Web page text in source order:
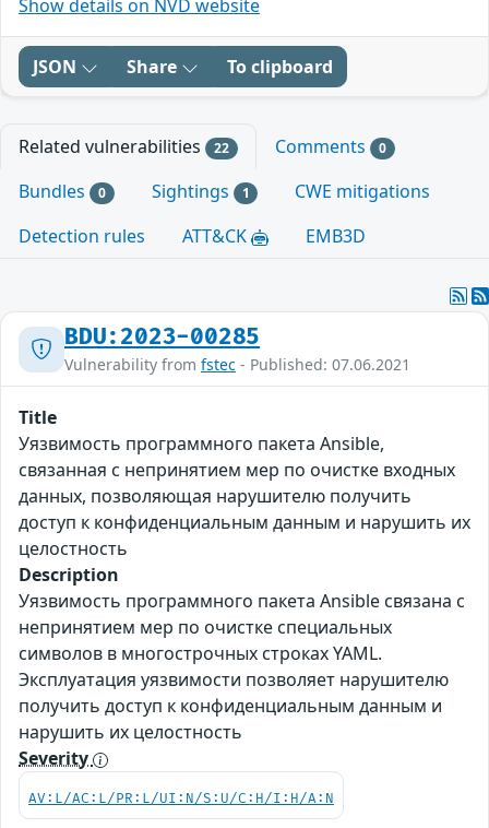
Show details on NVD website
JSON Share To clipboard
Related vulnerabilities 22 Comments 0
Bundles 0 Sightings 1
CWE mitigations
Detection rules
ATT&CK EMB3D
BDU:2023-00285
Vulnerability from fstec - Published: 07.06.2021
Title
Уязвимость программного пакета Ansible,
связанная с непринятием мер по очистке входных
данных, позволяющая нарушителю получить
доступ к конфиденциальным данным и нарушить их
целостность
Description
Уязвимость программного пакета Ansible связана с
непринятием мер по очистке специальных
символов в многострочных строках YAML.
Эксплуатация уязвимости позволяет нарушителю
получить доступ к конфиденциальным данным и
нарушить их целостность
Severity
AV:L/AC:L/PR:L/UI:N/S:U/C:H/I:H/A:N